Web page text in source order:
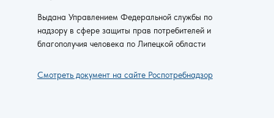
Выдана Управлением Федеральной службы по
надзору в сфере защиты прав потребителей и
благополучия человека по Липецкой области
Смотреть документ на сайте Роспотребнадзор